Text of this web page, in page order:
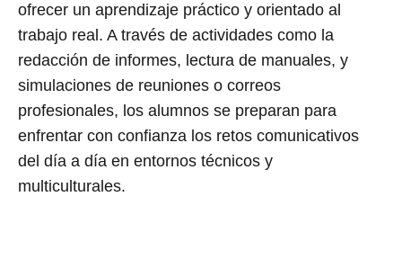
ofrecer un aprendizaje práctico y orientado al
trabajo real. A través de actividades como la
redacción de informes, lectura de manuales, y
simulaciones de reuniones o correos
profesionales, los alumnos se preparan para
enfrentar con confianza los retos comunicativos
del día a día en entornos técnicos y
multiculturales.